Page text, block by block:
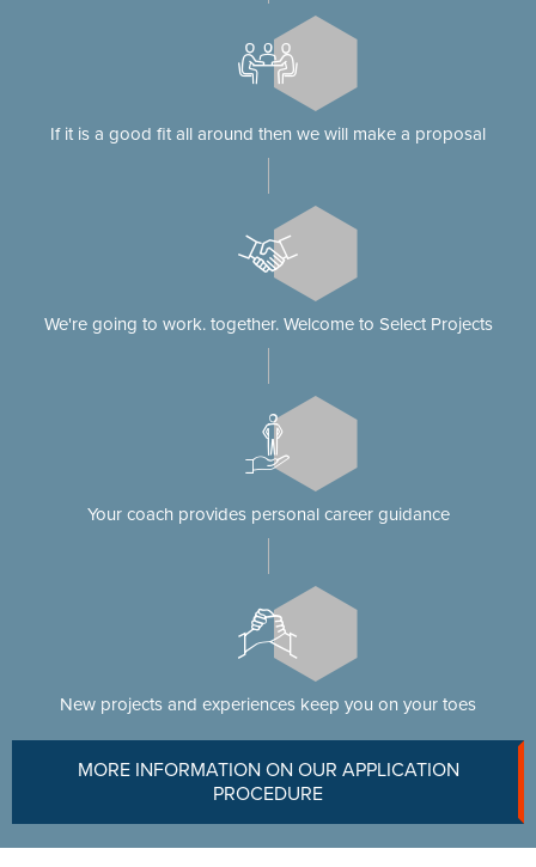
If it is a good fit all around then we will make a proposal
We're going to work. together. Welcome to Select Projects
Your coach provides personal career guidance
New projects and experiences keep you on your toes
MORE INFORMATION ON OUR APPLICATION
PROCEDURE